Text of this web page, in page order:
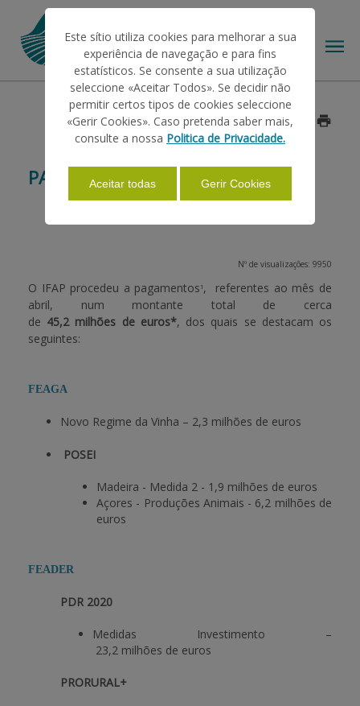
AJUDAS/APOIOS
INFORMAÇÕES
ESTATÍSTICAS
PAGAMENTOS
APOIO AO BENEFICIÁRIO
Entrar / Registar
PAGAMENTOS ABRIL 2019
Data: 2019/05/06
Nº de visualizações: 9950
O IFAP procedeu a pagamentos 1 , referentes ao mês de
abril, num montante total de cerca
de 45,2 milhões de euros*, dos quais se destacam os
seguintes:
FEAGA
Novo Regime da Vinha – 2,3 milhões de euros
POSEI
Madeira - Medida 2 - 1,9 milhões de euros
Açores - Produções Animais - 6,2 milhões de
euros
FEADER
PDR 2020
Medidas Investimento –
23,2 milhões de euros
PRORURAL+
Este sítio utiliza cookies para melhorar a sua
experiência de navegação e para fins
estatísticos. Se consente a sua utilização
seleccione «Aceitar Todos». Se decidir não
permitir certos tipos de cookies seleccione
«Gerir Cookies». Caso pretenda saber mais,
consulte a nossa Politica de Privacidade.
Aceitar todas Gerir Cookies